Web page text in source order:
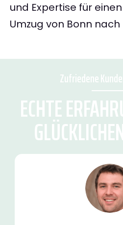
und Expertise für
Umzug von Bonn nach
Zufriedene
ECHTE